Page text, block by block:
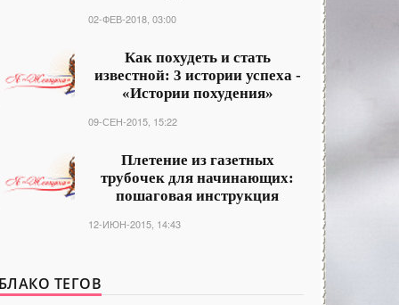
02-ФЕВ-2018, 03:00
Как похудеть и стать
известной: 3 истории успеха -
«Истории похудения»
09-СЕН-2015, 15:22
Плетение из газетных
трубочек для начинающих:
пошаговая инструкция
12-ИЮН-2015, 14:43
ТЕГОВ